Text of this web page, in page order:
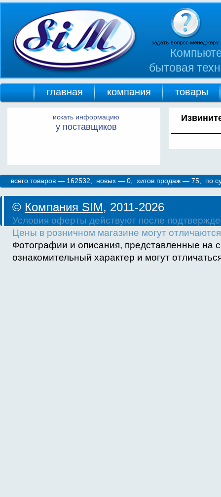
бытовая
главная компания товары
искать информацию
у поставщиков
всего товаров — 162532, новых — 0, хитов продаж — 75, по
© Компания SIM, 2011-2026
Условия оферты действуют после
Цены в розничном магазине могут
Фотографии и описания, представленные на
ознакомительный характер и могут